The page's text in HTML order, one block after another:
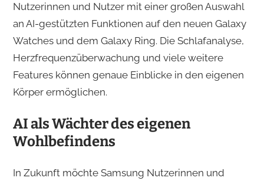
Nutzerinnen und Nutzer mit einer großen Auswahl
an AI-gestützten Funktionen auf den neuen Galaxy
Watches und dem Galaxy Ring. Die Schlafanalyse,
Herzfrequenzüberwachung und viele weitere
Features können genaue Einblicke in den eigenen
Körper ermöglichen.
AI als Wächter des eigenen
Wohlbefindens
In Zukunft möchte Samsung Nutzerinnen und